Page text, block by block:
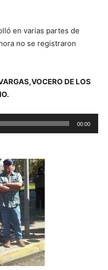
en varias partes de
no se registraron
DE LOS
00:00